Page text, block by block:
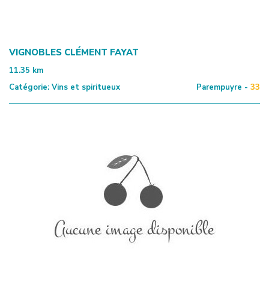
VIGNOBLES CLÉMENT FAYAT
11.35 km
Catégorie: Vins et spiritueux Parempuyre - 33